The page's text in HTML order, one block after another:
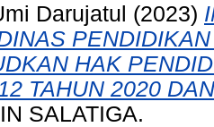
Darujatul (2023)
HAK
TAHUN 2020
SALATIGA.